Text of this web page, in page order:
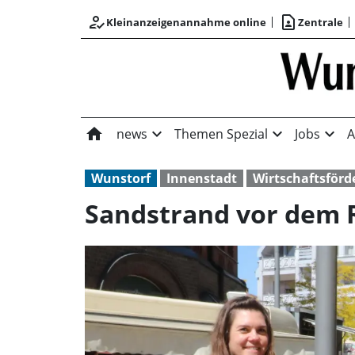
how_to_regKleinanzeigenannahme online contact_page Zentrale
home news expand_more Themen Spezial expand_more Jobs expand_more
Wunstorf Innenstadt
Sandstrand vor dem